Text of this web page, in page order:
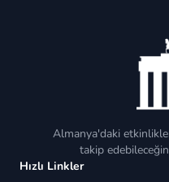
Almanya'daki
takip
Hızlı Linkler